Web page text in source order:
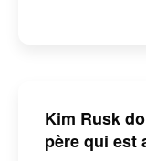
Kim Rusk
père qui est